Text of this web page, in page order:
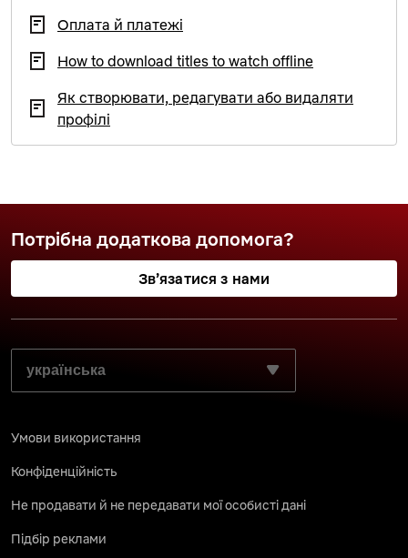
Оплата й платежі
How to download titles to watch offline
Як створювати, редагувати або видаляти
профілі
Потрібна додаткова допомога?
Зв’язатися з нами
ВИБЕРІТЬ БАЖАНУ МОВУ:
Умови використання
Конфіденційність
Не продавати й не передавати мої особисті дані
Підбір реклами